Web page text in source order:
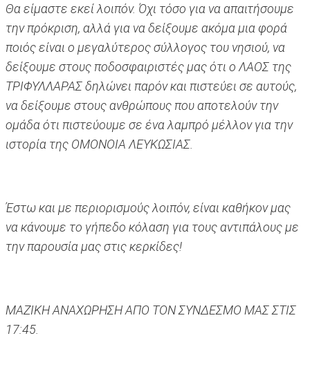
Θα είμαστε εκεί λοιπόν. Όχι τόσο για να απαιτήσουμε
την πρόκριση, αλλά για να δείξουμε ακόμα μια φορά
ποιός είναι ο μεγαλύτερος σύλλογος του νησιού, να
δείξουμε στους ποδοσφαιριστές μας ότι ο ΛΑΟΣ της
ΤΡΙΦΥΛΛΑΡΑΣ δηλώνει παρόν και πιστεύει σε αυτούς,
να δείξουμε στους ανθρώπους που αποτελούν την
ομάδα ότι πιστεύουμε σε ένα λαμπρό μέλλον για την
ιστορία της ΟΜΟΝΟΙΑ ΛΕΥΚΩΣΙΑΣ.
Έστω και με περιορισμούς λοιπόν, είναι καθήκον μας
να κάνουμε το γήπεδο κόλαση για τους αντιπάλους με
την παρουσία μας στις κερκίδες!
ΜΑΖΙΚΗ ΑΝΑΧΩΡΗΣΗ ΑΠΟ ΤΟΝ ΣΥΝΔΕΣΜΟ ΜΑΣ ΣΤΙΣ
17:45.